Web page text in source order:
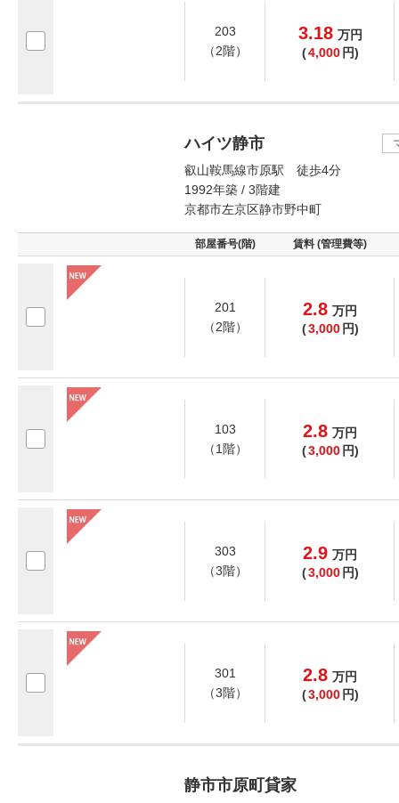
203
（2階）
3.18 万円
(4,000 円)
ハイツ静市
叡山鞍馬線市原駅 徒歩4分
1992年築 / 3階建
京都市左京区静市野中町
部屋番号(階) 賃料 (管理費等)
201
（2階）
2.8 万円
(3,000 円)
103
（1階）
2.8 万円
(3,000 円)
303
（3階）
2.9 万円
(3,000 円)
301
（3階）
2.8 万円
(3,000 円)
静市市原町貸家